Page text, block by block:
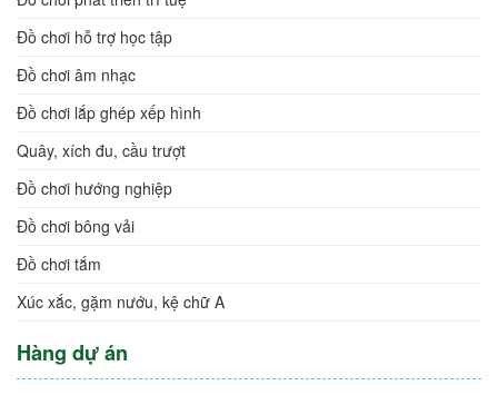
Đồ chơi hỗ trợ học tập
Đồ chơi âm nhạc
Đồ chơi lắp ghép xếp hình
Quây, xích đu, cầu trượt
Đồ chơi hướng nghiệp
Đồ chơi bông vải
Đồ chơi tắm
Xúc xắc, gặm nướu, kệ chữ A
Hàng dự án